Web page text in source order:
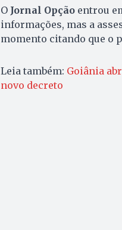
O Jornal Opçãoentrou
informações, mas a
momento citando que o
Leia também: Goiânia
novo decreto